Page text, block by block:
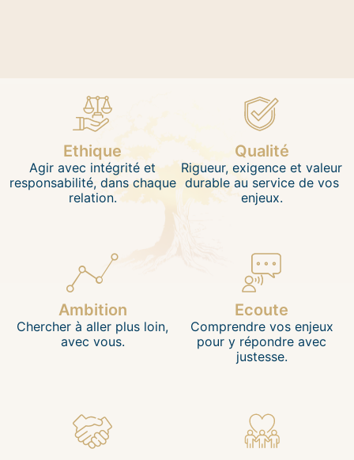
Ethique
Agir avec intégrité et
responsabilité, dans chaque
relation.
Qualité
Rigueur, exigence et valeur
durable au service de vos
enjeux.
Ambition
Chercher à aller plus loin,
avec vous.
Ecoute
Comprendre vos enjeux
pour y répondre avec
justesse.